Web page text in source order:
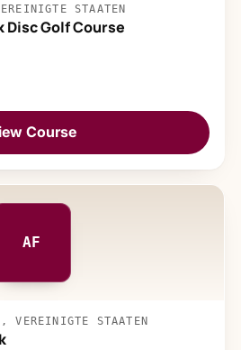
STAATEN
Disc Golf Course
Course
AF
VEREINIGTE STAATEN